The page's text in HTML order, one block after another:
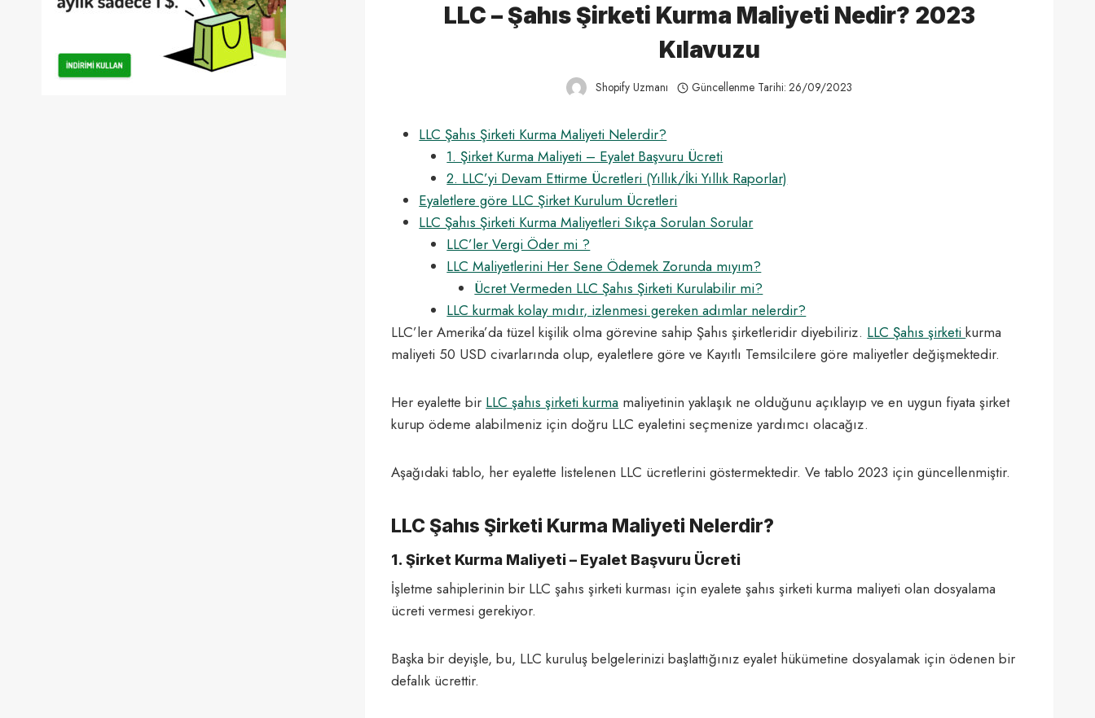
LLC – Şahıs Şirketi Kurma Maliyeti Nedir? 2023
Kılavuzu
Shopify Uzmanı Güncellenme Tarihi: 26/09/2023
LLC Şahıs Şirketi Kurma Maliyeti Nelerdir?
1. Şirket Kurma Maliyeti – Eyalet Başvuru Ücreti
2. LLC’yi Devam Ettirme Ücretleri (Yıllık/İki Yıllık Raporlar)
Eyaletlere göre LLC Şirket Kurulum Ücretleri
LLC Şahıs Şirketi Kurma Maliyetleri Sıkça Sorulan Sorular
LLC’ler Vergi Öder mi ?
LLC Maliyetlerini Her Sene Ödemek Zorunda mıyım?
Ücret Vermeden LLC Şahıs Şirketi Kurulabilir mi?
LLC kurmak kolay mıdır, izlenmesi gereken adımlar nelerdir?
LLC’ler Amerika’da tüzel kişilik olma görevine sahip Şahıs şirketleridir diyebiliriz. LLC Şahıs şirketikurma
maliyeti 50 USD civarlarında olup, eyaletlere göre ve Kayıtlı Temsilcilere göre maliyetler değişmektedir.
Her eyalette bir LLC şahıs şirketi kurma maliyetinin yaklaşık ne olduğunu açıklayıp ve en uygun fiyata şirket
kurup ödeme alabilmeniz için doğru LLC eyaletini seçmenize yardımcı olacağız.
Aşağıdaki tablo, her eyalette listelenen LLC ücretlerini göstermektedir. Ve tablo 2023 için güncellenmiştir.
LLC Şahıs Şirketi Kurma Maliyeti Nelerdir?
1. Şirket Kurma Maliyeti – Eyalet Başvuru Ücreti
İşletme sahiplerinin bir LLC şahıs şirketi kurması için eyalete şahıs şirketi kurma maliyeti olan dosyalama
ücreti vermesi gerekiyor.
Başka bir deyişle, bu, LLC kuruluş belgelerinizi başlattığınız eyalet hükümetine dosyalamak için ödenen bir
defalık ücrettir.